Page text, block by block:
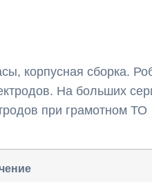
корпусная сборка.
На больших
при грамотном ТО